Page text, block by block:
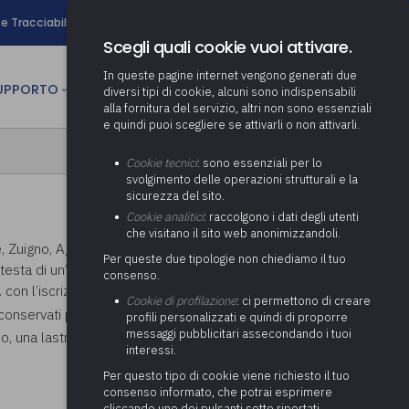
e Tracciabilità
Determinazione fondo risorse
decentrate
Pratiche previdenziali
ai comuni per l’attivazione di
(Partenariato Pubblico
Privato)
Società e organismi
adempimenti degli enti locali
Adeguamento del sistema di
gestione documentale alle
nuove linee guida sul
documento informatico
Protezione dei Dati (RPD,
altrimenti denominato Data
Protection Officer, DPO)
Supporto transizione al
digitale
Gestione IVA
Gestione IRAP
Consolidato
Relazione di fine e inizio
mandato
Supporto alla predisposizione
del Piano Economico-
Attività di supporto Gare
Energetiche (ex Legge 10/91)
Controllo Pratiche Sismiche
convegni
CULTURA person AREA RISERVATA
Aga e, dal 1927, di Arcumeggia. Il
di un’ascia in serpentino, probabilmente
l’iscrizione “Pico Filio Ciamicio Atepo Patri”
presso i
Civici Musei di Villa Mirabello
una lastra con incisioni cruciformi e coppelle.
Scegli quali cookie vuoi attivare.
In queste pagine internet vengono generati due
diversi tipi di cookie, alcuni sono indispensabili
alla fornitura del servizio, altri non sono essenziali
e quindi puoi scegliere se attivarli o non attivarli.
Cookie tecnici: sono essenziali per lo
svolgimento delle operazioni strutturali e la
sicurezza del sito.
Cookie analitici: raccolgono i dati degli utenti
che visitano il sito web anonimizzandoli.
Per queste due tipologie non chiediamo il tuo
consenso.
Cookie di profilazione: ci permettono di creare
profili personalizzati e quindi di proporre
messaggi pubblicitari assecondando i tuoi
interessi.
Per questo tipo di cookie viene richiesto il tuo
consenso informato, che potrai esprimere